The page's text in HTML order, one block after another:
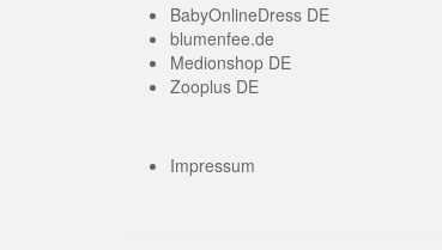
BabyOnlineDress DE
blumenfee.de
Medionshop DE
Zooplus DE
Impressum